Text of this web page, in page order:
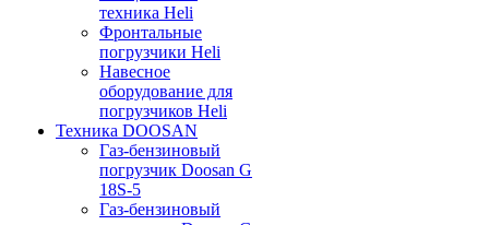
техника Heli
Фронтальные
погрузчики Heli
Навесное
оборудование для
погрузчиков Heli
Техника DOOSAN
Газ-бензиновый
погрузчик Doosan G
18S-5
Газ-бензиновый